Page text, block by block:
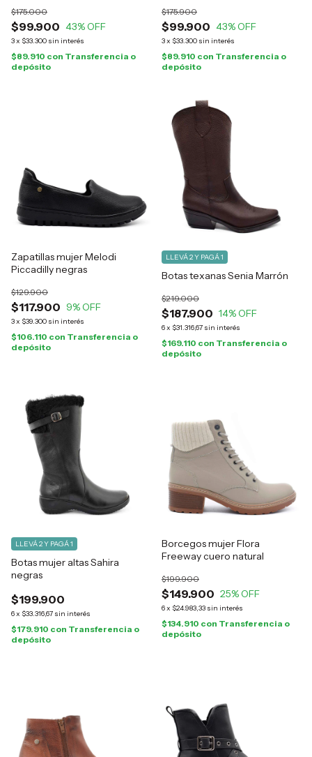
$99.900
$175.000
43% OFF
3x $33.300 sin interés
$89.910 con Transferencia o
depósito
$99.900
$175.900
43% OFF
3x $33.300 sin interés
$89.910 con Transferencia o
depósito
Zapatillas mujer Melodi
Piccadilly negras
$117.900
$129.900
9% OFF
3x $39.300 sin interés
$106.110 con Transferencia o
depósito
Botas texanas Senia Marrón
$187.900
$219.000
14% OFF
6x $31.316,67 sin interés
LLEVÁ 2 Y PAGÁ 1
$169.110 con Transferencia o
depósito
Botas mujer altas Sahira
negras
$199.900
6x $33.316,67 sin interés
LLEVÁ 2 Y PAGÁ 1
$179.910 con Transferencia o
depósito
Borcegos mujer Flora
Freeway cuero natural
$149.900
$199.900
25% OFF
6x $24.983,33 sin interés
$134.910 con Transferencia o
depósito